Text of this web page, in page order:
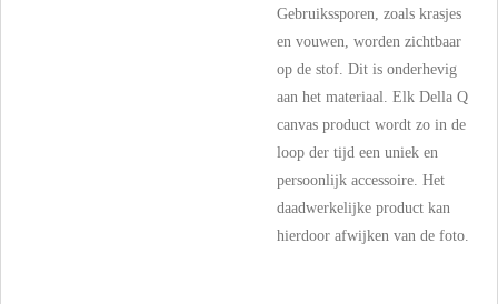
Gebruikssporen, zoals krasjes
en vouwen, worden zichtbaar
op de stof. Dit is onderhevig
aan het materiaal. Elk Della Q
canvas product wordt zo in de
loop der tijd een uniek en
persoonlijk accessoire. Het
daadwerkelijke product kan
hierdoor afwijken van de foto.